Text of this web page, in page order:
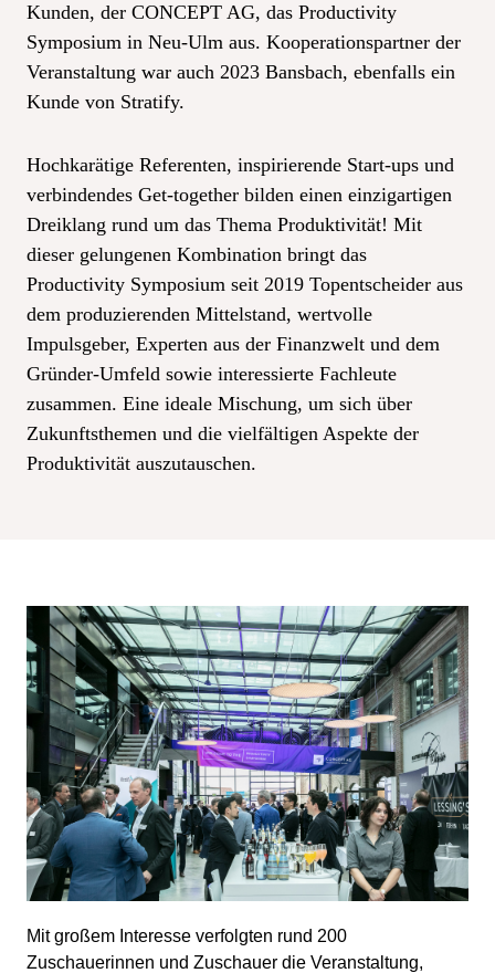
Kunden, der CONCEPT AG, das Productivity
Symposium in Neu-Ulm aus. Kooperationspartner der
Veranstaltung war auch 2023 Bansbach, ebenfalls ein
Kunde von Stratify.
Hochkarätige Referenten, inspirierende Start-ups und
verbindendes Get-together bilden einen einzigartigen
Dreiklang rund um das Thema Produktivität! Mit
dieser gelungenen Kombination bringt das
Productivity Symposium seit 2019 Topentscheider aus
dem produzierenden Mittelstand, wertvolle
Impulsgeber, Experten aus der Finanzwelt und dem
Gründer-Umfeld sowie interessierte Fachleute
zusammen. Eine ideale Mischung, um sich über
Zukunftsthemen und die vielfältigen Aspekte der
Produktivität auszutauschen.
Mit großem Interesse verfolgten rund 200
Zuschauerinnen und Zuschauer die Veranstaltung,